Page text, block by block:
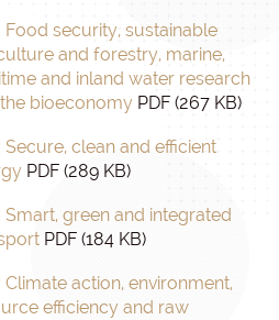
Food security, sustainable
and forestry, marine,
and inland water research
bioeconomy PDF (267 KB)
Secure, clean and efficient
PDF (289 KB)
Smart, green and integrated
PDF (184 KB)
Climate action, environment,
efficiency and raw